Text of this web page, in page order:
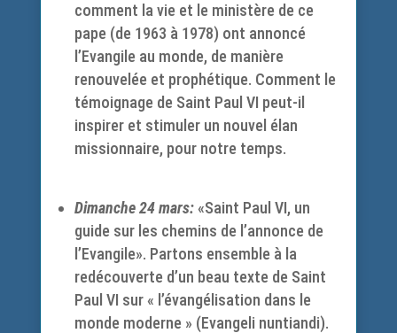
comment la vie et le ministère de ce
pape (de 1963 à 1978) ont annoncé
l’Evangile au monde, de manière
renouvelée et prophétique. Comment le
témoignage de Saint Paul VI peut-il
inspirer et stimuler un nouvel élan
missionnaire, pour notre temps.
Dimanche 24 mars:«Saint Paul VI, un
guide sur les chemins de l’annonce de
l’Evangile». Partons ensemble à la
redécouverte d’un beau texte de Saint
Paul VI sur « l’évangélisation dans le
monde moderne » (Evangeli nuntiandi).